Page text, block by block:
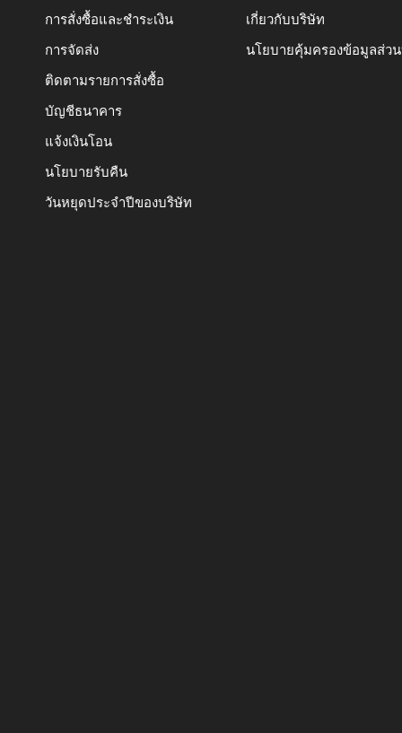
การสั่งซื้อและชำระเงิน
การจัดส่ง
ติดตามรายการสั่งซื้อ
บัญชีธนาคาร
แจ้งเงินโอน
นโยบายรับคืน
วันหยุดประจำปีของบริษัท
เกี่ยวกับบริษัท
นโยบายคุ้มครองข้อมูลส่ว